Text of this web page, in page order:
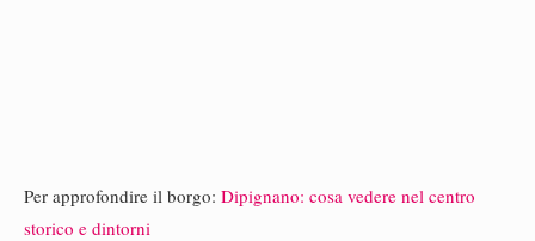
Per approfondire il borgo: Dipignano: cosa vedere nel centro
storico e dintorni